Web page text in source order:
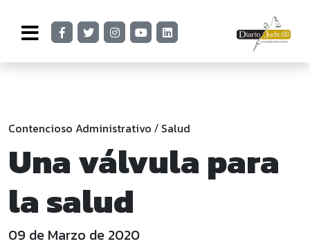
Contencioso Administrativo / Salud
Una válvula para
la salud
09 de Marzo de 2020